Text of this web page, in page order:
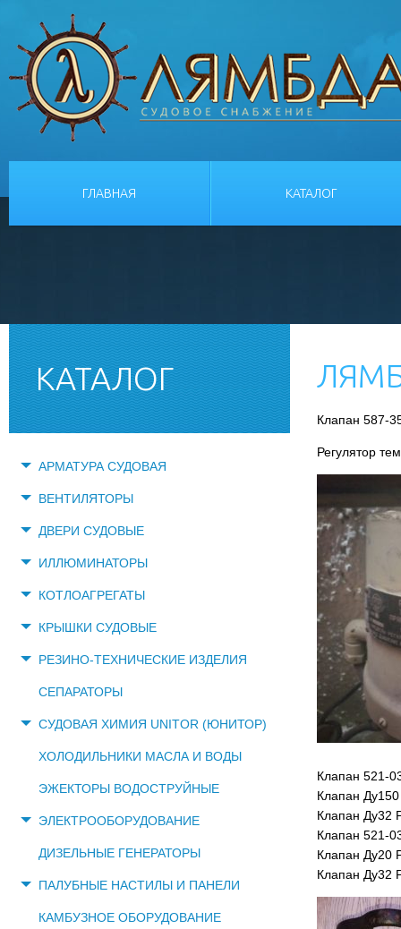
ГЛАВНАЯ КАТАЛОГ
КАТАЛОГ
АРМАТУРА СУДОВАЯ
ВЕНТИЛЯТОРЫ
ДВЕРИ СУДОВЫЕ
ИЛЛЮМИНАТОРЫ
КОТЛОАГРЕГАТЫ
КРЫШКИ СУДОВЫЕ
РЕЗИНО-ТЕХНИЧЕСКИЕ ИЗДЕЛИЯ
СЕПАРАТОРЫ
СУДОВАЯ ХИМИЯ UNITOR (ЮНИТОР)
ХОЛОДИЛЬНИКИ МАСЛА И ВОДЫ
ЭЖЕКТОРЫ ВОДОСТРУЙНЫЕ
ЭЛЕКТРООБОРУДОВАНИЕ
ДИЗЕЛЬНЫЕ ГЕНЕРАТОРЫ
ПАЛУБНЫЕ НАСТИЛЫ И ПАНЕЛИ
КАМБУЗНОЕ ОБОРУДОВАНИЕ
Клапан 587-
Регулятор
Клапан 521-
Клапан
Клапан Ду32
Клапан 521-
Клапан Ду20
Клапан Ду32